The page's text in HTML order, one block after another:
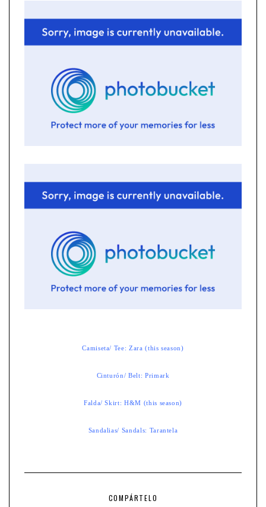
Camiseta/ Tee: Zara (this season)
Cinturón/ Belt: Primark
Falda/ Skirt: H&M (this season)
Sandalias/ Sandals: Tarantela
COMPÁRTELO